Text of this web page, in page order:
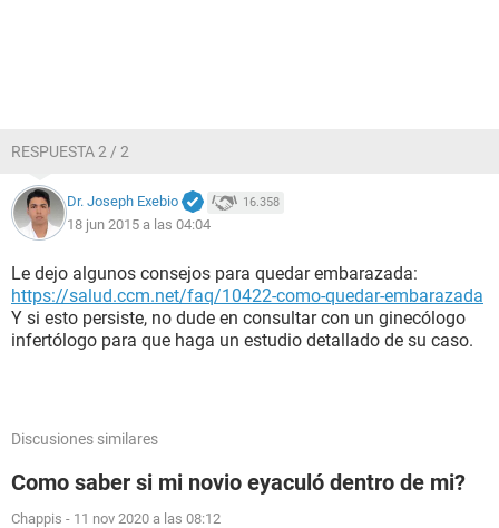
RESPUESTA 2 / 2
Dr. Joseph Exebio 16.358
18 jun 2015 a las 04:04
Le dejo algunos consejos para quedar embarazada:
https://salud.ccm.net/faq/10422-como-quedar-embarazada
Y si esto persiste, no dude en consultar con un ginecólogo
infertólogo para que haga un estudio detallado de su caso.
Discusiones similares
Como saber si mi novio eyaculó dentro de mi?
Chappis - 11 nov 2020 a las 08:12